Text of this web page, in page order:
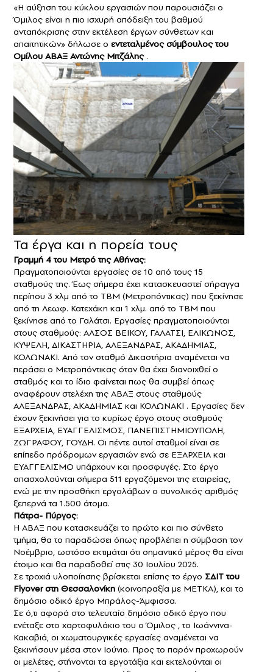
«Η αύξηση του κύκλου εργασιών που παρουσιάζει ο
Όμιλος είναι η πιο ισχυρή απόδειξη του βαθμού
ανταπόκρισης στην εκτέλεση έργων σύνθετων και
απαιτητικών» δήλωσε ο εντεταλμένος σύμβουλος του
Ομίλου ΑΒΑΞ Αντώνης Μιτζάλης.
Τα έργα και η πορεία τους
Γραμμή 4 του Μετρό της Αθήνας:
Πραγματοποιούνται εργασίες σε 10 από τους 15
σταθμούς της. Έως σήμερα έχει κατασκευαστεί σήραγγα
περίπου 3 χλμ από το TBM (Μετροπόντικας) που ξεκίνησε
από τη Λεωφ. Κατεχάκη και 1 χλμ. από το TBM που
ξεκίνησε από το Γαλάτσι. Εργασίες πραγματοποιούνται
στους σταθμούς: ΑΛΣΟΣ ΒΕΙΚΟΥ, ΓΑΛΑΤΣΙ, ΕΛΙΚΩΝΟΣ,
ΚΥΨΕΛΗ, ΔΙΚΑΣΤΗΡΙΑ, ΑΛΕΞΑΝΔΡΑΣ, ΑΚΑΔΗΜΙΑΣ,
ΚΟΛΩΝΑΚΙ. Από τον σταθμό Δικαστήρια αναμένεται να
περάσει ο Μετροπόντικας όταν θα έχει διανοιχθεί ο
σταθμός και το ίδιο φαίνεται πως θα συμβεί όπως
αναφέρουν στελέχη της ΑΒΑΞ στους σταθμούς
ΑΛΕΞΑΝΔΡΑΣ, ΑΚΑΔΗΜΙΑΣ και ΚΟΛΩΝΑΚΙ . Εργασίες δεν
έχουν ξεκινήσει για το κυρίως έργο στους σταθμούς
ΕΞΑΡΧΕΙΑ, ΕΥΑΓΓΕΛΙΣΜΟΣ, ΠΑΝΕΠΙΣΤΗΜΙΟΥΠΟΛΗ,
ΖΩΓΡΑΦΟΥ, ΓΟΥΔΗ. Οι πέντε αυτοί σταθμοί είναι σε
επίπεδο πρόδρομων εργασιών ενώ σε ΕΞΑΡΧΕΙΑ και
ΕΥΑΓΓΕΛΙΣΜΟ υπάρχουν και προσφυγές. Στο έργο
απασχολούνται σήμερα 511 εργαζόμενοι της εταιρείας,
ενώ με την προσθήκη εργολάβων ο συνολικός αριθμός
ξεπερνά τα 1.500 άτομα.
Πάτρα- Πύργος:
Η ΑΒΑΞ που κατασκευάζει το πρώτο και πιο σύνθετο
τμήμα, θα το παραδώσει όπως προβλέπει η σύμβαση τον
Νοέμβριο, ωστόσο εκτιμάται ότι σημαντικό μέρος θα είναι
έτοιμο και θα παραδοθεί στις 30 Ιουλίου 2025.
Σε τροχιά υλοποίησης βρίσκεται επίσης το έργο ΣΔΙΤ του
Flyover στη Θεσσαλονίκη (κοινοπραξία με ΜΕΤΚΑ), και το
δημόσιο οδικό έργο Μπράλος-Άμφισσα.
Σε ό,τι αφορά στο τελευταίο δημόσιο οδικό έργο που
ενέταξε στο χαρτοφυλάκιο του ο Όμιλος , το Ιωάννινα-
Κακαβιά, οι χωματουργικές εργασίες αναμένεται να
ξεκινήσουν μέσα στον Ιούνιο. Προς το παρόν προχωρούν
οι μελέτες, στήνονται τα εργοτάξια και εκτελούνται οι